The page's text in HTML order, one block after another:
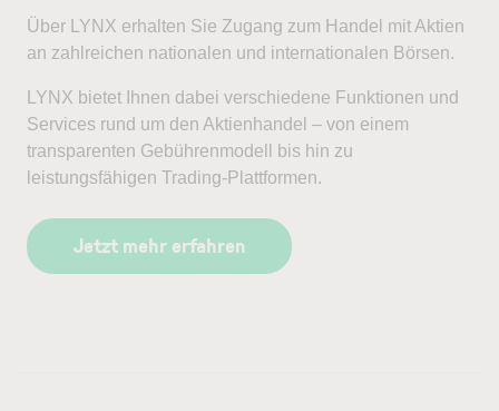
Über LYNX erhalten Sie Zugang zum Handel mit Aktien
an zahlreichen nationalen und internationalen Börsen.
LYNX bietet Ihnen dabei verschiedene Funktionen und
Services rund um den Aktienhandel – von einem
transparenten Gebührenmodell bis hin zu
leistungsfähigen Trading-Plattformen.
Jetzt mehr erfahren